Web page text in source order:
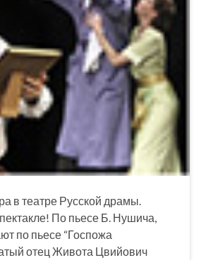
в театре Русской драмы.
По пьесе Б. Нушича,
по пьесе “Госпожа
отец Живота Цвийович